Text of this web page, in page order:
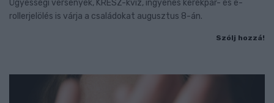
Ügyességi versenyek, KRESZ-kvíz, ingyenes kerékpár- és e-
rollerjelölés is várja a családokat augusztus 8-án.
Szólj hozzá!